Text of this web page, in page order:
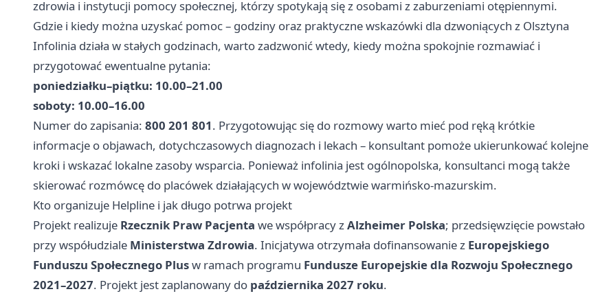
zdrowia i instytucji pomocy społecznej, którzy spotykają się z osobami z zaburzeniami otępiennymi.
Gdzie i kiedy można uzyskać pomoc – godziny oraz praktyczne wskazówki dla dzwoniących z Olsztyna
Infolinia działa w stałych godzinach, warto zadzwonić wtedy, kiedy można spokojnie rozmawiać i
przygotować ewentualne pytania:
poniedziałku–piątku: 10.00–21.00
soboty: 10.00–16.00
Numer do zapisania: 800 201 801. Przygotowując się do rozmowy warto mieć pod ręką krótkie
informacje o objawach, dotychczasowych diagnozach i lekach – konsultant pomoże ukierunkować kolejne
kroki i wskazać lokalne zasoby wsparcia. Ponieważ infolinia jest ogólnopolska, konsultanci mogą także
skierować rozmówcę do placówek działających w województwie warmińsko‑mazurskim.
Kto organizuje Helpline i jak długo potrwa projekt
Projekt realizuje Rzecznik Praw Pacjenta we współpracy zAlzheimer Polska; przedsięwzięcie powstało
przy współudziale Ministerstwa Zdrowia. Inicjatywa otrzymała dofinansowanie z Europejskiego
Funduszu Społecznego Plusw ramach programu Fundusze Europejskie dla Rozwoju Społecznego
2021–2027. Projekt jest zaplanowany do października 2027 roku.